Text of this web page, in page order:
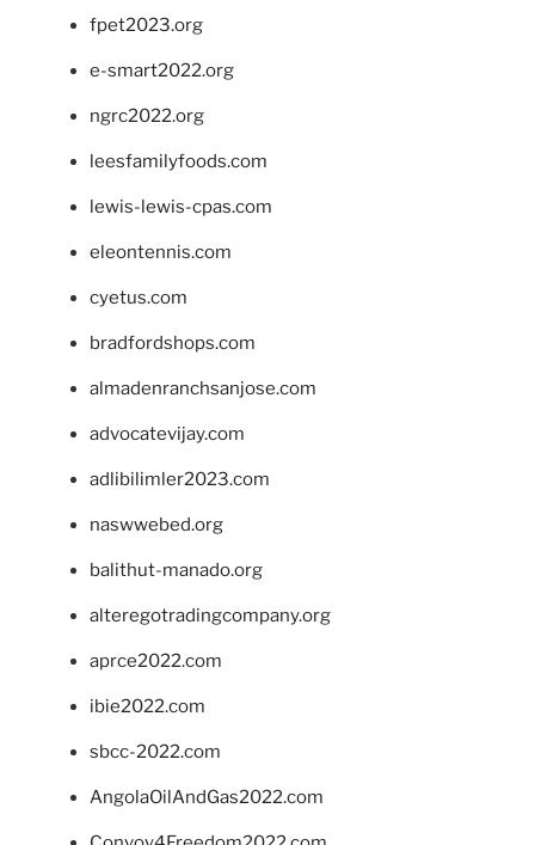
fpet2023.org
e-smart2022.org
ngrc2022.org
leesfamilyfoods.com
lewis-lewis-cpas.com
eleontennis.com
cyetus.com
bradfordshops.com
almadenranchsanjose.com
advocatevijay.com
adlibilimler2023.com
naswwebed.org
balithut-manado.org
alteregotradingcompany.org
aprce2022.com
ibie2022.com
sbcc-2022.com
AngolaOilAndGas2022.com